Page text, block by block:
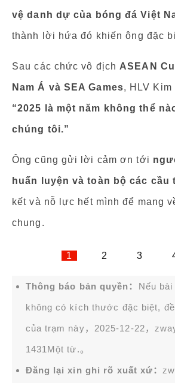
vệ danh dự của bóng đá Việt
thành lời hứa đó khiến ông đặc
Sau các chức vô địch ASEAN
Nam Á và SEA Games, HLV Kim
“2025 là một năm không thể
chúng tôi.”
Ông cũng gửi lời cảm ơn tới
huấn luyện và toàn bộ các cầu
kết và nỗ lực hết mình để mang
chung.
1 2 3
Thông báo bản quyền： Nếu
không có kích thước đặc biệt,
của trạm này，2025-12-22，
1431Một từ.。
Đăng lại xin ghi rõ xuất xứ：